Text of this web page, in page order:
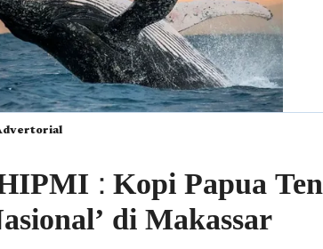
: Kopi Papua
di Makassar